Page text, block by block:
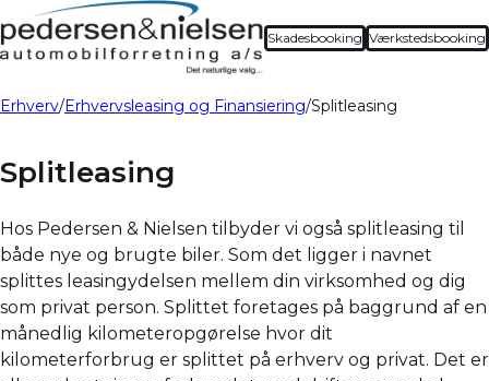
Skadesbooking Værkstedsbooking
Erhverv Erhvervsleasing og Finansiering Splitleasing
Splitleasing
Hos Pedersen & Nielsen tilbyder vi også splitleasing til
både nye og brugte biler. Som det ligger i navnet
splittes leasingydelsen mellem din virksomhed og dig
som privat person. Splittet foretages på baggrund af en
månedlig kilometeropgørelse hvor dit
kilometerforbrug er splittet på erhverv og privat. Det er